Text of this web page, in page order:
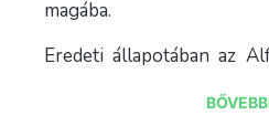
magába.
Eredeti állapotában az
Építésekor